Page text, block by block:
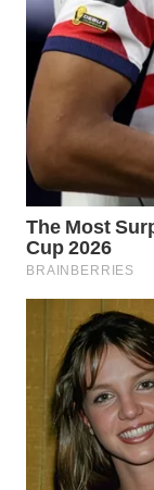
LIKUPANG
WN
LABUANBAJO
WN
BORNEO
Wahana
Media
Group
WAHANA
NEWS
WAHANA
TANI
WAHANA